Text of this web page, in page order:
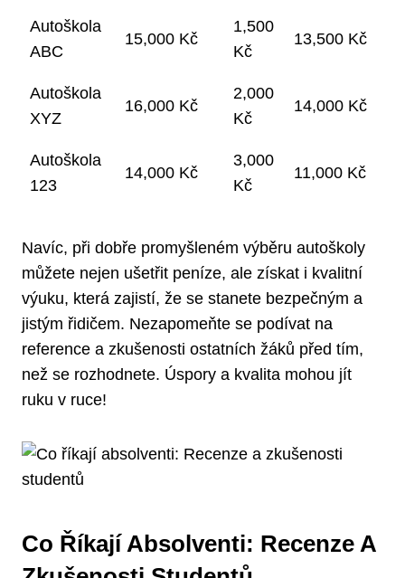
Autoškola
ABC
15,000 Kč
1,500
Kč
13,500 Kč
Autoškola
XYZ
16,000 Kč
2,000
Kč
14,000 Kč
Autoškola
123
14,000 Kč
3,000
Kč
11,000 Kč
Navíc, při dobře promyšleném výběru autoškoly
můžete nejen ušetřit peníze, ale získat i kvalitní
výuku, která zajistí, že se stanete bezpečným a
jistým řidičem. Nezapomeňte se podívat na
reference a zkušenosti ostatních žáků před tím,
než se rozhodnete. Úspory a kvalita mohou jít
ruku v ruce!
Co Říkají Absolventi: Recenze A